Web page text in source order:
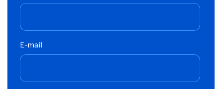
E-mail